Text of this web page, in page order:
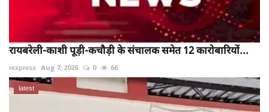
रायबरेली-काशी पूड़ी-कचौड़ी के संचालक समेत 12 कारोबारियों...
rexpress Aug 7, 2026 0 66
latest